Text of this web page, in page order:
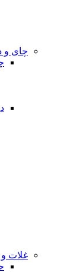
چای و
غلات